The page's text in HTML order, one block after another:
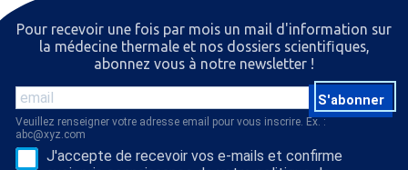
Pour recevoir une fois par mois un mail d'information sur
la médecine thermale et nos dossiers scientiﬁques,
abonnez vous à notre newsletter !
S'abonner
Veuillez renseigner votre adresse email pour vous inscrire. Ex. :
abc@xyz.com
J'accepte de recevoir vos e-mails et confirme